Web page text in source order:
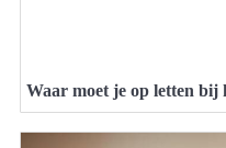
Waar moet je op letten bij